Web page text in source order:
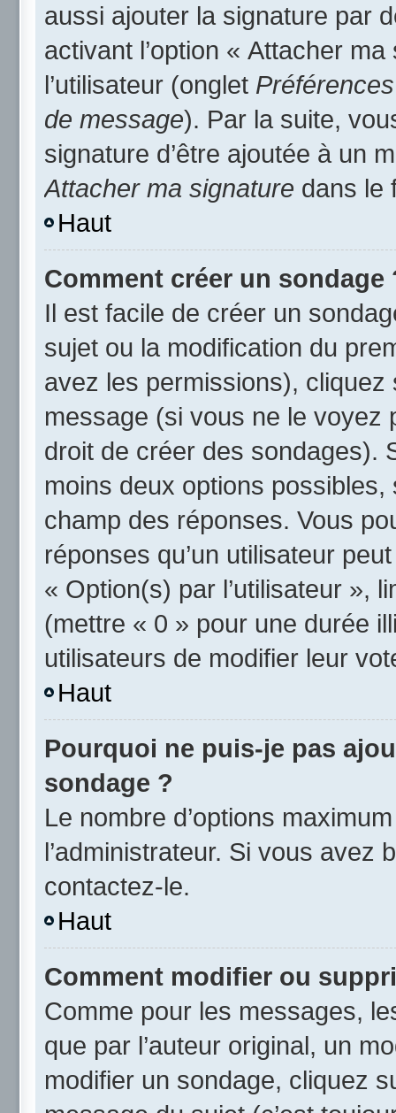
aussi ajouter la signature par
activant l’option « Attacher
l’utilisateur (onglet
de message). Par la suite,
signature d’être ajoutée à un
Attacher ma signature dans le
Haut
Comment créer un sondage
Il est facile de créer un
sujet ou la modification du
avez les permissions), cliquez
message (si vous ne le voyez
droit de créer des sondages).
moins deux options
champ des réponses. Vous
réponses qu’un utilisateur
« Option(s) par l’utilisateur »,
(mettre « 0 » pour une durée
utilisateurs de modifier leur
Haut
Pourquoi ne puis-je pas
sondage ?
Le nombre d’options
l’administrateur. Si vous avez
contactez-le.
Haut
Comment modifier ou
Comme pour les messages,
que par l’auteur original, un
modifier un sondage, cliquez